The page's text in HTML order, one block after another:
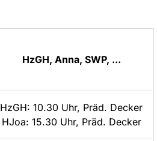
HzGH, Anna, SWP, ...
HzGH: 10.30 Uhr, Präd. Decker
HJoa: 15.30 Uhr, Präd. Decker